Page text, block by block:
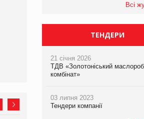
Всі
ТЕНДЕРИ
21 січня 2026
ТДВ «Золотоніський
комбінат»
03 липня 2023
Тендери компанії